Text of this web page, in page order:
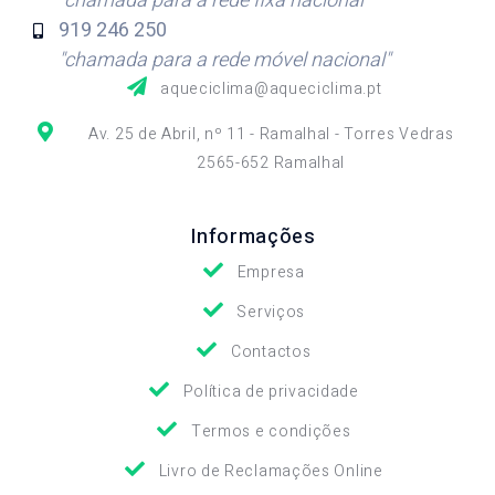
919 246 250
"chamada para a rede móvel nacional"
aqueciclima@aqueciclima.pt
Av. 25 de Abril, nº 11 - Ramalhal - Torres Vedras
2565-652 Ramalhal
Informações
Empresa
Serviços
Contactos
Política de privacidade
Termos e condições
Livro de Reclamações Online